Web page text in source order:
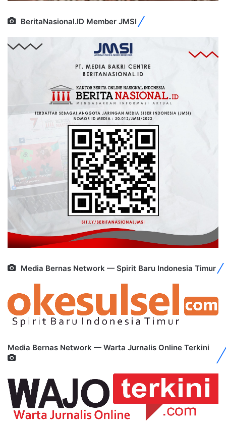
BeritaNasional.ID Member JMSI
Media Bernas Network — Spirit Baru Indonesia Timur
Media Bernas Network — Warta Jurnalis Online Terkini